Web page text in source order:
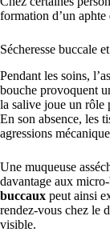
formation d’un
Sécheresse buccale
Pendant les soins,
bouche provoquent
la salive joue un rôle
En son absence, les
agressions
Une muqueuse
davantage aux
buccaux peut ainsi
rendez-vous chez le
visible.